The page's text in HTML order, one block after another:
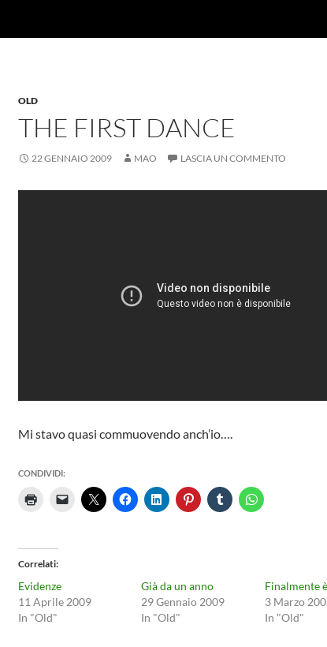
OLD
THE FIRST DANCE
22 GENNAIO 2009 MAO LASCIA UN COMMENTO
Mi stavo quasi commuovendo anch’io….
CONDIVIDI:
Correlati
Evidenze
11 Aprile 2009
In "Old"
Già da un anno
29 Gennaio 2009
In "Old"
Finalmente
3 Marzo
In "Old"